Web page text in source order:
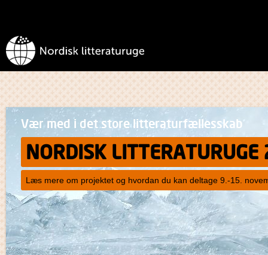
Vær med i det store litteraturfællesskab
NORDISK
Læs mere om projektet og hvordan du kan deltage 9.-15.